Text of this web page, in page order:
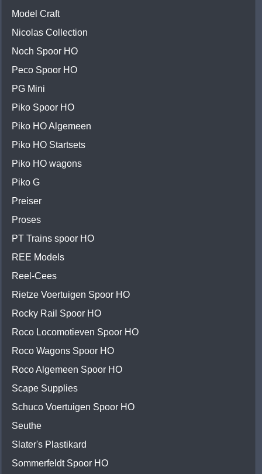
Model Craft
Nicolas Collection
Noch Spoor HO
Peco Spoor HO
PG Mini
Piko Spoor HO
Piko HO Algemeen
Piko HO Startsets
Piko HO wagons
Piko G
Preiser
Proses
PT Trains spoor HO
REE Models
Reel-Cees
Rietze Voertuigen Spoor HO
Rocky Rail Spoor HO
Roco Locomotieven Spoor HO
Roco Wagons Spoor HO
Roco Algemeen Spoor HO
Scape Supplies
Schuco Voertuigen Spoor HO
Seuthe
Slater's Plastikard
Sommerfeldt Spoor HO